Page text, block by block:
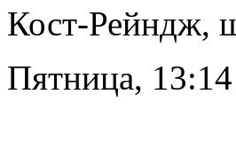
Кост-Рейндж,
Пятница, 13:14